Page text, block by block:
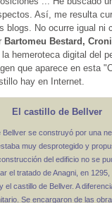
Así, me resulta
No ocurre igual ni
Bartomeu Bestard,
hemeroteca digital del
que aparece en esta
hay en Internet.
El castillo de Bellver
se construyó por una
muy desprotegido y
del edificio no se
el tratado de Anagni, en
el castillo de Bellver. A
Se encargaron de las